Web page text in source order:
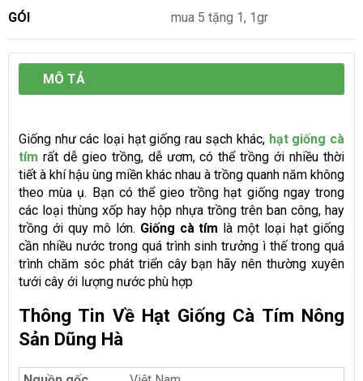
GÓI mua 5 tặng 1, 1gr
MÔ TẢ
Giống như các loại hạt giống rau sạch khác, hạt giống cà
tím rất dễ gieo trồng, dễ ươm, có thể trồng ới nhiều thời
tiết à khí hậu ùng miền khác nhau à trồng quanh năm không
theo mùa ụ. Bạn có thể gieo trồng hạt giống ngay trong
các loại thùng xốp hay hộp nhựa trồng trên ban công, hay
trồng ới quy mô lớn. Giống cà tím là một loại hạt giống
cần nhiều nước trong quá trình sinh trưởng ì thế trong quá
trình chăm sóc phát triển cây bạn hãy nên thường xuyên
tưới cây ới lượng nước phù hợp
Thông Tin Về Hạt Giống Cà Tím Nông
Sản Dũng Hà